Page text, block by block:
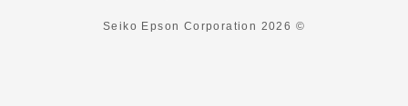
© Seiko Epson Corporation
2026